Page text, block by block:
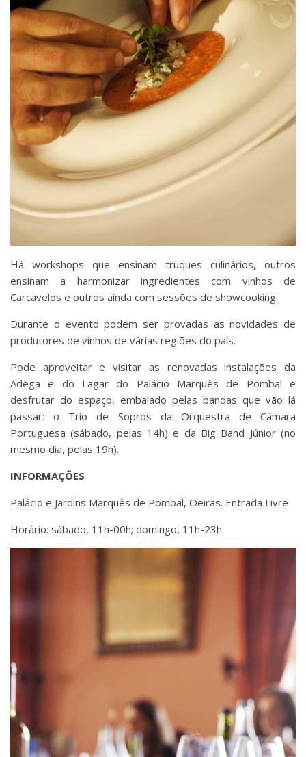
Há workshops que ensinam truques culinários, outros
ensinam a harmonizar ingredientes com vinhos de
Carcavelos e outros ainda com sessões de showcooking.
Durante o evento podem ser provadas as novidades de
produtores de vinhos de várias regiões do país.
Pode aproveitar e visitar as renovadas instalações da
Adega e do Lagar do Palácio Marquês de Pombal e
desfrutar do espaço, embalado pelas bandas que vão lá
passar: o Trio de Sopros da Orquestra de Câmara
Portuguesa (sábado, pelas 14h) e da Big Band Júnior (no
mesmo dia, pelas 19h).
INFORMAÇÕES
Palácio e Jardins Marquês de Pombal, Oeiras. Entrada Livre
Horário: sábado, 11h-00h; domingo, 11h-23h